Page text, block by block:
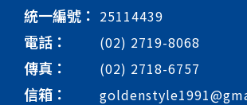
統一編號： 25114439
電話： (02) 2719-8068
傳真： (02) 2718-6757
信箱：